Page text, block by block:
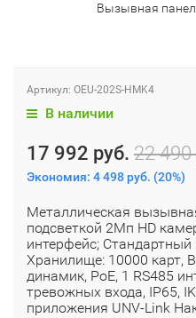
Вызывная
Артикул: OEU-202S-HMK4
В наличии
17 992 руб. 22 490
Экономия: 4 498 руб. (20%)
Металлическая
подсветкой 2Мп HD
интерфейс; Стандартный
Хранилище: 10000 карт,
динамик, PoE, 1 RS485
тревожных входа, IP65,
приложения UNV-Link